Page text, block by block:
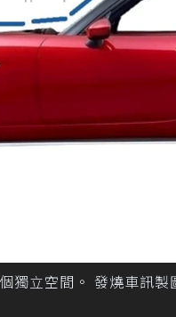
獨立空間。 發燒車訊製